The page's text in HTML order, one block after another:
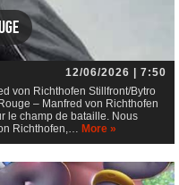
12/06/2026 | 7:50
von Richthofen Stillfront/Bytro
– Manfred von Richthofen
le champ de bataille. Nous
Richthofen,… More »